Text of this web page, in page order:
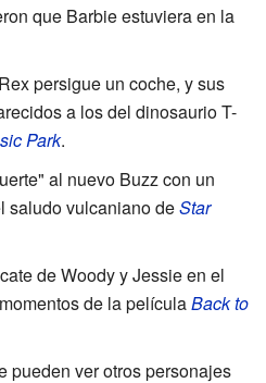
que Barbie estuviera en la
persigue un coche, y sus
a los del dinosaurio T-
Park.
al nuevo Buzz con un
saludo vulcaniano deStar
de Woody y Jessie en el
de la películaBack to
pueden ver otros personajes